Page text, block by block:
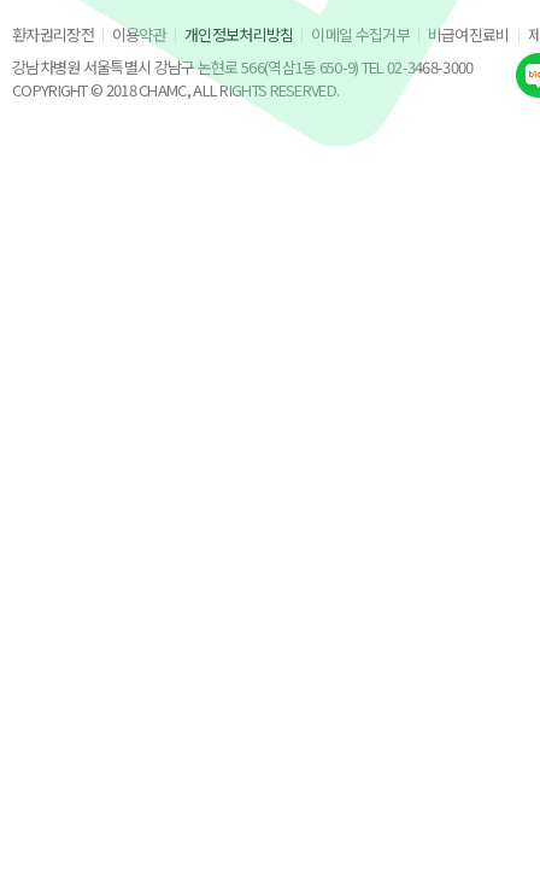
환자권리장전 이용약관 개인정보처리방침 이메일 수집거부 비급여진료비
강남차병원 서울특별시 강남구 논현로 566(역삼1동 650-9) TEL 02-3468-3000
COPYRIGHT © 2018 CHAMC, ALL RIGHTS RESERVED.